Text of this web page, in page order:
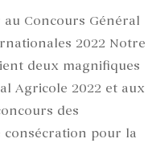
au Concours Général
2022 Notre
deux magnifiques
Agricole 2022 et aux
des
consécration pour la